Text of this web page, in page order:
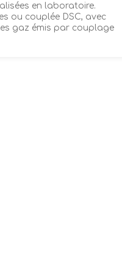
en laboratoire.
ou couplée DSC, avec
gaz émis par couplage